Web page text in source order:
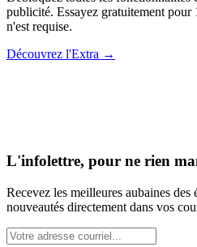
publicité. Essayez gratuitement pour
n'est requise.
Découvrez l'Extra →
L'infolettre, pour ne rien
Recevez les meilleures aubaines des
nouveautés directement dans vos